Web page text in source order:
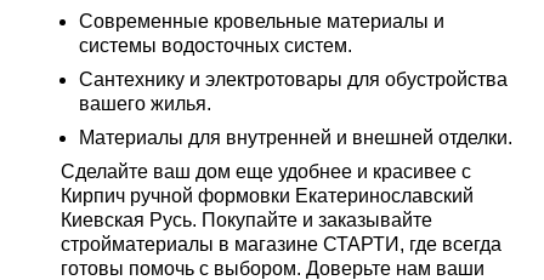
Современные кровельные материалы и
системы водосточных систем.
Сантехнику и электротовары для обустройства
вашего жилья.
Материалы для внутренней и внешней отделки.
Сделайте ваш дом еще удобнее и красивее с
Кирпич ручной формовки Екатеринославский
Киевская Русь. Покупайте и заказывайте
стройматериалы в магазине СТАРТИ, где всегда
готовы помочь с выбором. Доверьте нам ваши